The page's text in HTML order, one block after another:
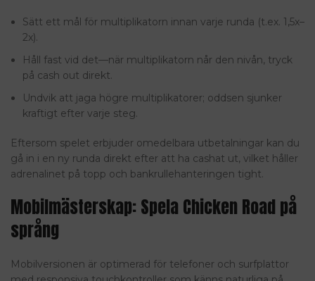
Sätt ett mål för multiplikatorn innan varje runda (t.ex. 1,5x–
2x).
Håll fast vid det—när multiplikatorn når den nivån, tryck
på cash out direkt.
Undvik att jaga högre multiplikatorer; oddsen sjunker
kraftigt efter varje steg.
Eftersom spelet erbjuder omedelbara utbetalningar kan du
gå in i en ny runda direkt efter att ha cashat ut, vilket håller
adrenalinet på topp och bankrullehanteringen tight.
Mobilmästerskap: Spela Chicken Road på
språng
Mobilversionen är optimerad för telefoner och surfplattor